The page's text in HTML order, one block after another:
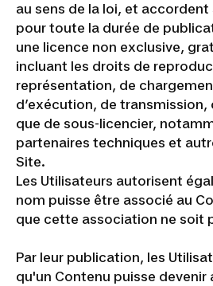
au sens de la loi, et
pour toute la durée de
une licence non exclusive,
incluant les droits de
représentation, de
d’exécution, de
que de sous-licencier,
partenaires techniques et
Site.
Les Utilisateurs autorisent
nom puisse être associé au
que cette association ne soit
Par leur publication, les
qu'un Contenu puisse